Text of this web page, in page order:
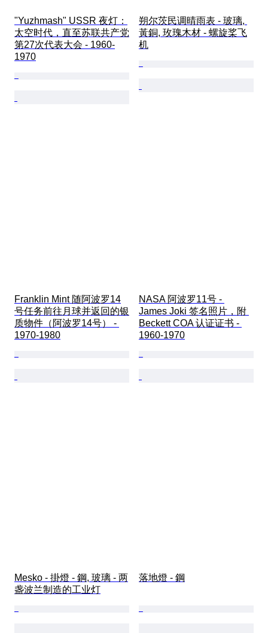
"Yuzhmash" USSR 夜灯：
太空时代，直至苏联共产党
第27次代表大会 - 1960-
1970
朔尔茨民调晴雨表 - 玻璃,
黃銅, 玫瑰木材 - 螺旋桨飞
机
Franklin Mint 随阿波罗14
号任务前往月球并返回的银
质物件（阿波罗14号） -
1970-1980
NASA 阿波罗11号 -
James Joki 签名照片，附
Beckett COA 认证证书 -
1960-1970
Mesko - 掛燈 - 鋼, 玻璃 - 两
盏波兰制造的工业灯
落地燈 - 鋼